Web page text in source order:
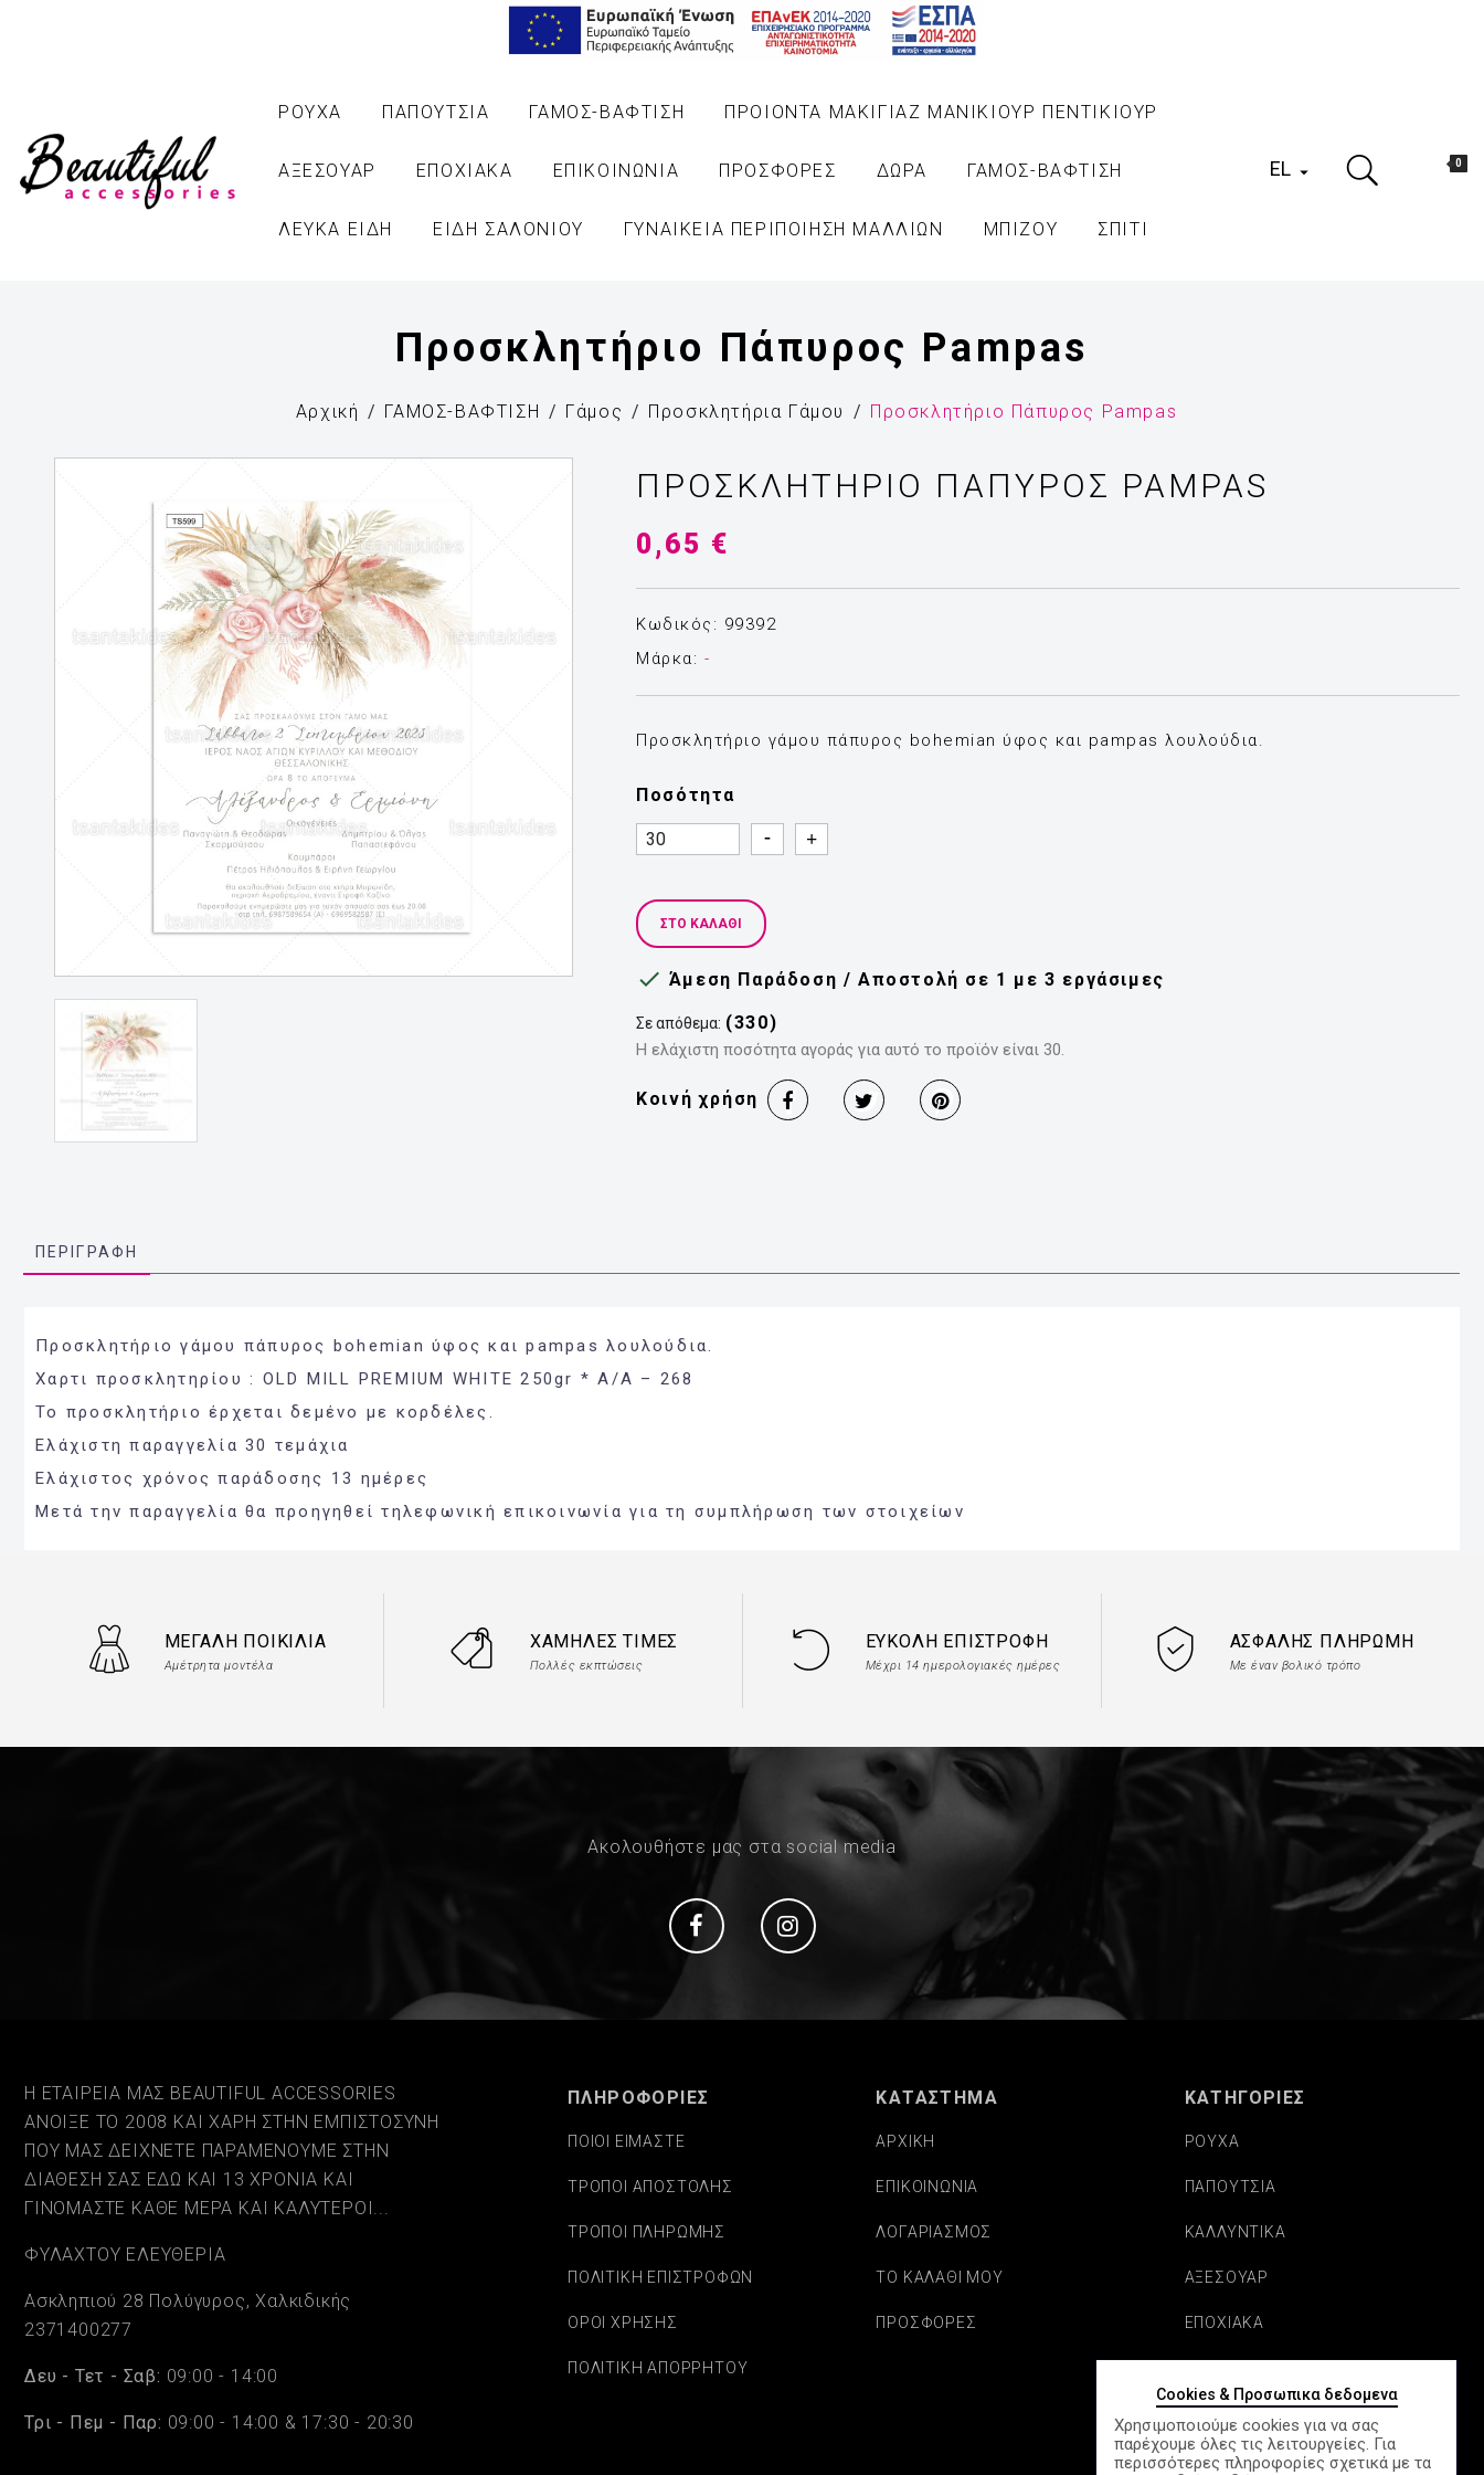
ΡΟΥΧΑ ΠΑΠΟΥΤΣΙΑ ΓΑΜΟΣ-ΒΑΦΤΙΣΗ ΠΡΟΙΟΝΤΑ ΜΑΚΙΓΙΑΖ ΜΑΝΙΚΙΟΥΡ ΠΕΝΤΙΚΙΟΥΡ
ΑΞΕΣΟΥΑΡ ΕΠΟΧΙΑΚΑ ΕΠΙΚΟΙΝΩΝΙΑ ΠΡΟΣΦΟΡΕΣ ΔΩΡΑ ΓΑΜΟΣ-ΒΑΦΤΙΣΗ
ΛΕΥΚΑ ΕΙΔΗ ΕΙΔΗ ΣΑΛΟΝΙΟΥ ΓΥΝΑΙΚΕΙΑ ΠΕΡΙΠΟΙΗΣΗ ΜΑΛΛΙΩΝ ΜΠΙΖΟΥ ΣΠΙΤΙ
EL  0
Προσκλητήριο Πάπυρος Pampas
Αρχική ΓΑΜΟΣ-ΒΑΦΤΙΣΗ Γάμος Προσκλητήρια Γάμου Προσκλητήριο Πάπυρος Pampas
ΠΡΟΣΚΛΗΤΉΡΙΟ ΠΆΠΥΡΟΣ PAMPAS
0,65 €
Κωδικός: 99392
Μάρκα: -
Προσκλητήριο γάμου πάπυρος bohemian ύφος και pampas λουλούδια.
Ποσότητα
Quantity
Quantity
ΣΤΟ ΚΑΛΆΘΙ
 Άμεση Παράδοση / Αποστολή σε 1 με 3 εργάσιμες
Σε απόθεμα: (330)
Η ελάχιστη ποσότητα αγοράς για αυτό το προϊόν είναι 30.
Κοινή χρήση
ΠΕΡΙΓΡΑΦΉ
Προσκλητήριο γάμου πάπυρος bohemian ύφος και pampas λουλούδια.
Χαρτι προσκλητηρίου : OLD MILL PREMIUM WHITE 250gr * Α/Α – 268
Το προσκλητήριο έρχεται δεμένο με κορδέλες.
Ελάχιστη παραγγελία 30 τεμάχια
Ελάχιστος χρόνος παράδοσης 13 ημέρες
Μετά την παραγγελία θα προηγηθεί τηλεφωνική επικοινωνία για τη συμπλήρωση των στοιχείων
ΜΕΓΆΛΗ ΠΟΙΚΙΛΊΑ
Αμέτρητα μοντέλα
ΧΑΜΗΛΈΣ ΤΙΜΈΣ
Πολλές εκπτώσεις
ΕΎΚΟΛΗ ΕΠΙΣΤΡΟΦΉ
Μέχρι 14 ημερολογιακές ημέρες
ΑΣΦΑΛΉΣ ΠΛΗΡΩΜΉ
Με έναν βολικό τρόπο
Ακολουθήστε μας στα social media
Social Social
Η ΕΤΑΙΡΕΙΑ ΜΑΣ BEAUTIFUL ACCESSORIES
ΑΝΟΙΞΕ ΤΟ 2008 ΚΑΙ ΧΑΡΗ ΣΤΗΝ ΕΜΠΙΣΤΟΣΥΝΗ
ΠΟΥ ΜΑΣ ΔΕΙΧΝΕΤΕ ΠΑΡΑΜΕΝΟΥΜΕ ΣΤΗΝ
ΔΙΑΘΕΣΗ ΣΑΣ ΕΔΩ ΚΑΙ 13 ΧΡΟΝΙΑ ΚΑΙ
ΓΙΝΟΜΑΣΤΕ ΚΑΘΕ ΜΕΡΑ ΚΑΙ ΚΑΛΥΤΕΡΟΙ...
ΦΥΛΑΧΤΟΥ ΕΛΕΥΘΕΡΙΑ
Ασκληπιού 28 Πολύγυρος, Χαλκιδικής
2371400277
Δευ - Τετ - Σαβ: 09:00 - 14:00
Τρι - Πεμ - Παρ: 09:00 - 14:00 & 17:30 - 20:30
ΠΛΗΡΟΦΟΡΙΕΣ
ΠΟΙΟΙ ΕΙΜΑΣΤΕ
ΤΡΟΠΟΙ ΑΠΟΣΤΟΛΗΣ
ΤΡΟΠΟΙ ΠΛΗΡΩΜΗΣ
ΠΟΛΙΤΙΚΗ ΕΠΙΣΤΡΟΦΩΝ
ΟΡΟΙ ΧΡΗΣΗΣ
ΠΟΛΙΤΙΚΗ ΑΠΟΡΡΗΤΟΥ
ΚΑΤΑΣΤΗΜΑ
ΑΡΧΙΚΗ
ΕΠΙΚΟΙΝΩΝΙΑ
ΛΟΓΑΡΙΑΣΜΟΣ
ΤΟ ΚΑΛΑΘΙ ΜΟΥ
ΠΡΟΣΦΟΡΕΣ
ΚΑΤΗΓΟΡΙΕΣ
ΡΟΥΧΑ
ΠΑΠΟΥΤΣΙΑ
ΚΑΛΛΥΝΤΙΚΑ
ΑΞΕΣΟΥΑΡ
ΕΠΟΧΙΑΚΑ
Cookies & Προσωπικα δεδομενα
Χρησιμοποιούμε cookies για να σας
παρέχουμε όλες τις λειτουργείες. Για
περισσότερες πληροφορίες σχετικά με τα